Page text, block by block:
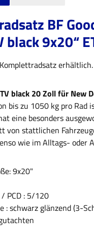
BF
black 9x20“
erhältlich.
black 20 Zoll für New
bis zu 1050 kg pro Rad
eine besonders
von stattlichen
wie im Alltags- oder
9x20"
PCD : 5/120
: schwarz glänzend (3-